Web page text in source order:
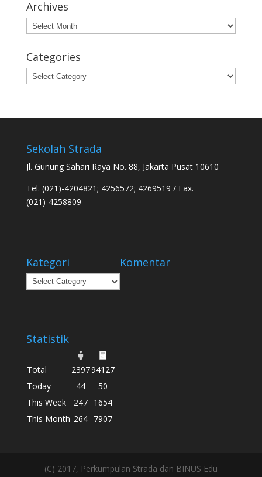
Archives
Archives
Categories
Categories
Sekolah Strada
Jl. Gunung Sahari Raya No. 88, Jakarta Pusat 10610
Tel. (021)-4204821; 4256572; 4269519 / Fax.
(021)-4258809
Kategori
Kategori
Komentar
Statistik
Total 239794127
Today
44
50
This Week
247 1654
This Month 264 7907
(C) 2017, Perkumpulan Strada dan BINUS Edu